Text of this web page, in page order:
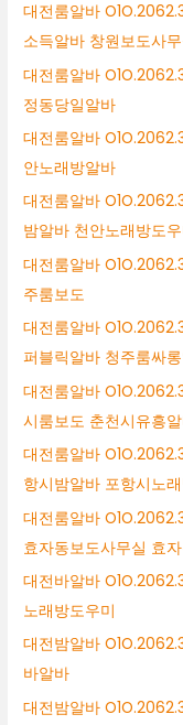
대전룸알바
소득알바 창원보도사
대전룸알바
정동당일알바
대전룸알바
안노래방알바
대전룸알바
밤알바 천안노래방도
대전룸알바
주룸보도
대전룸알바
퍼블릭알바 청주룸싸
대전룸알바
시룸보도 춘천시유흥
대전룸알바
항시밤알바 포항시노
대전룸알바
효자동보도사무실 효
대전바알바
노래방도우미
대전밤알바
바알바
대전밤알바